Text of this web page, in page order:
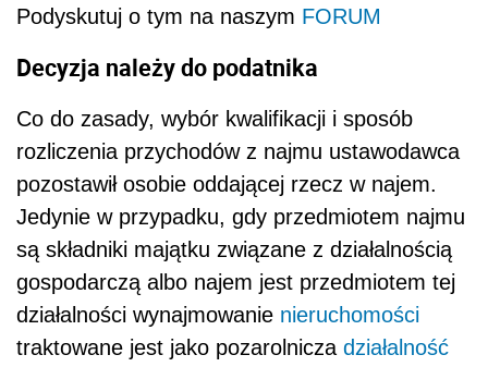
Podyskutuj o tym na naszym FORUM
Decyzja należy do podatnika
Co do zasady, wybór kwalifikacji i sposób
rozliczenia przychodów z najmu ustawodawca
pozostawił osobie oddającej rzecz w najem.
Jedynie w przypadku, gdy przedmiotem najmu
są składniki majątku związane z działalnością
gospodarczą albo najem jest przedmiotem tej
działalności wynajmowanie nieruchomości
traktowane jest jako pozarolnicza działalność